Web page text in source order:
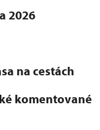
2026
na cestách
komentované